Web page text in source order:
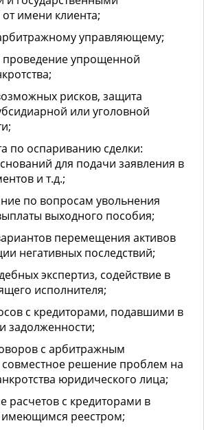
имени клиента;
управляющему;
проведение упрощенной
рисков, защита
или уголовной
по оспариванию сделки:
для подачи заявления в
и т.д.;
по вопросам увольнения
выходного пособия;
перемещения активов
негативных последствий;
экспертиз, содействие в
исполнителя;
с кредиторами, подавшими в
задолженности;
с арбитражным
решение проблем на
юридического лица;
расчетов с кредиторами в
имеющимся реестром;